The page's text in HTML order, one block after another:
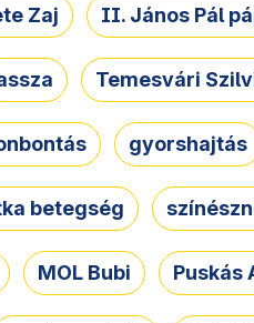
Zaj II. János Pál
Temesvári
gyorshajtás
betegség
MOL Bubi Puskás